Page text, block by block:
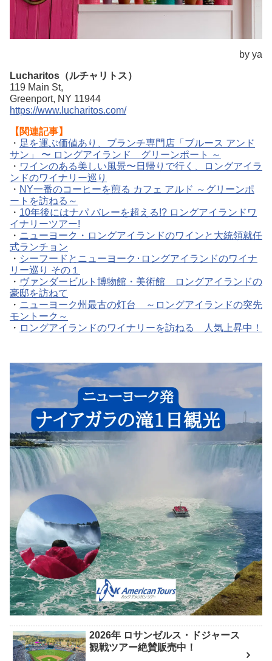
by ya
Lucharitos（ルチャリトス）
119 Main St,
Greenport, NY 11944
https://www.lucharitos.com/
【関連記事】
・ 足を運ぶ価値あり、ブランチ専門店「ブルース アンド
サン」 〜 ロングアイランド グリーンポート ～
・ ワインのある美しい風景〜日帰りで行く、ロングアイラ
ンドのワイナリー巡り
・ NY一番のコーヒーを煎る カフェ アルド ～グリーンポ
ートを訪ねる～
・ 10年後にはナパ バレーを超える!? ロングアイランドワ
イナリーツアー!
・ ニューヨーク・ロングアイランドのワインと大統領就任
式ランチョン
・ シーフードとニューヨーク･ロングアイランドのワイナ
リー巡り その１
・ ヴァンダービルト博物館・美術館 ロングアイランドの
豪邸を訪ねて
・ ニューヨーク州最古の灯台 ～ロングアイランドの突先
モントーク～
・ ロングアイランドのワイナリーを訪ねる 人気上昇中！
2026年 ロサンゼルス・ドジャース
観戦ツアー絶賛販売中！